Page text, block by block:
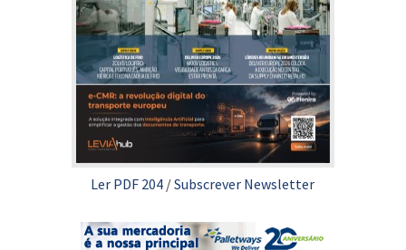
Ler PDF 204 /Subscrever Newsletter